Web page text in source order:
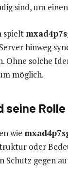
sind, um
spielt
hinweg
Ohne solche
möglich.
seine
wie
oder
Schutz gegen